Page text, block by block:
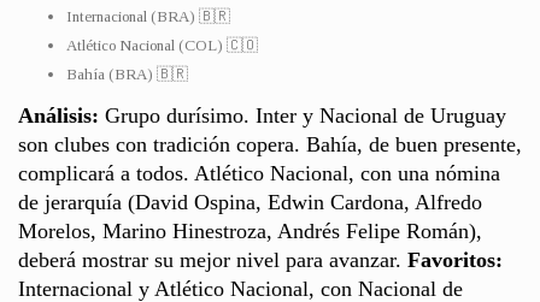
Internacional (BRA) 🇧🇷
Atlético Nacional (COL) 🇨🇴
Bahía (BRA) 🇧🇷
Análisis: Grupo durísimo. Inter y Nacional de Uruguay
son clubes con tradición copera. Bahía, de buen presente,
complicará a todos. Atlético Nacional, con una nómina
de jerarquía (David Ospina, Edwin Cardona, Alfredo
Morelos, Marino Hinestroza, Andrés Felipe Román),
deberá mostrar su mejor nivel para avanzar. Favoritos:
Internacional y Atlético Nacional, con Nacional de